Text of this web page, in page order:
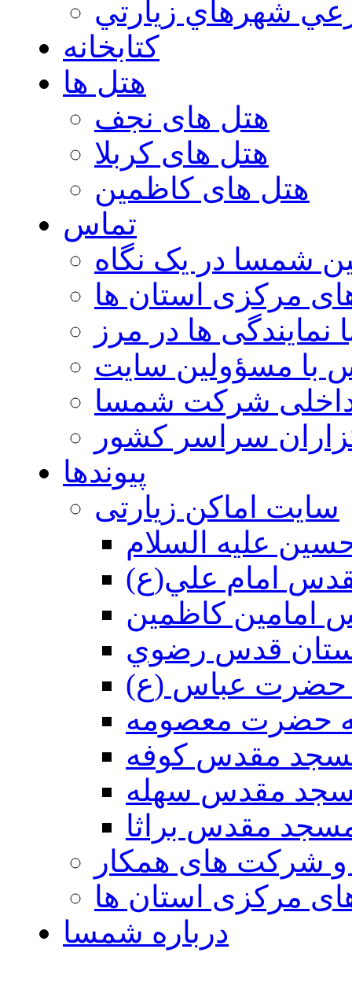
شهرهاي زيارتي
کتابخانه
هتل ها
هتل های نجف
هتل های کربلا
هتل های کاظمین
تماس
شمسا در یک نگاه
مرکزی استان ها
نمایندگی ها در مرز
با مسؤولین سایت
شرکت شمسا
سراسر کشور
پیوندها
سایت اماکن زیارتی
عليه السلام
امام علي(ع)
امامين كاظمين
قدس رضوي
حضرت عباس (ع)
حضرت معصومه
مقدس كوفه
مقدس سهله
مقدس براثا
و شرکت های همکار
مرکزی استان ها
درباره شمسا